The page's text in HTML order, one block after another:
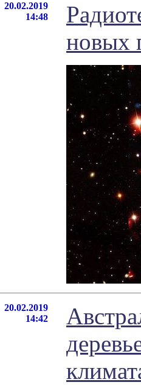
20.02.2019
14:48
новых
20.02.2019
14:42